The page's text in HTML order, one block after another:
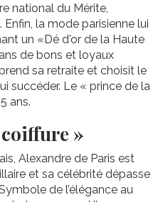
national du Mérite,
la mode parisienne lui
un «Dé d'or de la Haute
de bons et loyaux
sa retraite et choisit le
succéder. Le « prince de la
ans.
»
Alexandre de Paris est
et sa célébrité dépasse
de l’élégance au